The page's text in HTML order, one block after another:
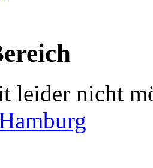
leider nicht